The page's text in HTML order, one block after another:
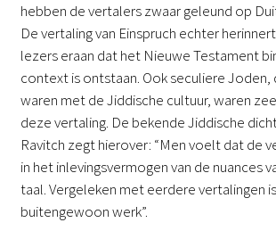
hebben de vertalers zwaar geleund op
De vertaling van Einspruch echter
lezers eraan dat het Nieuwe Testament
context is ontstaan. Ook seculiere Joden,
waren met de Jiddische cultuur, waren
deze vertaling. De bekende Jiddische
Ravitch zegt hierover: “Men voelt dat de
in het inlevingsvermogen van de nuances
taal. Vergeleken met eerdere vertalingen
buitengewoon werk”.